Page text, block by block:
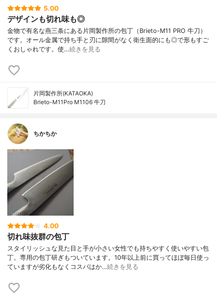
5.00
デザインも切れ味も◎
金物で有名な燕三条にある片岡製作所の包丁（Brieto-M11 PRO 牛刀）
です。オール金属で持ち手と刃に隙間がなく衛生面的にも◎で形もすご
くおしゃれです。使…続きを見る
片岡製作所(KATAOKA)
Brieto-M11Pro M1106 牛刀
ちかちか
4.00
切れ味抜群の包丁
スタイリッシュな見た目と手が小さい女性でも持ちやすく使いやすい包
丁。専用の包丁研ぎもついています。10年以上前に買ってほぼ毎日使っ
ていますが劣化もなくコスパはか…続きを見る